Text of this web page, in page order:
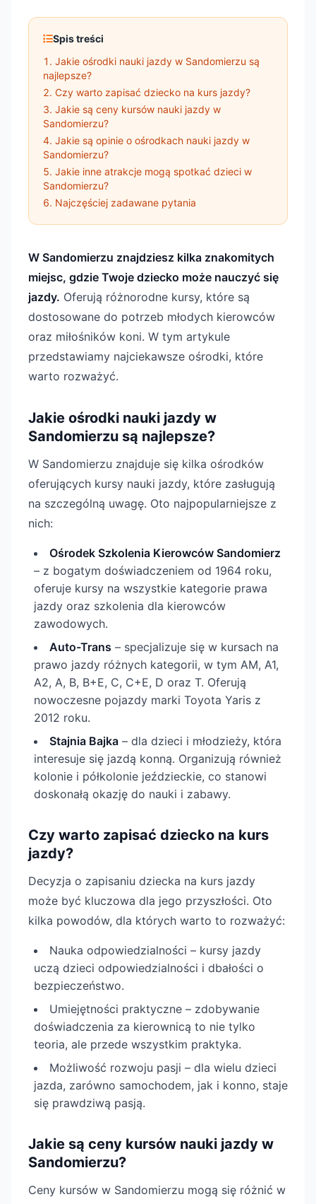
Spis treści
Jakie ośrodki nauki jazdy w Sandomierzu są
najlepsze?
Czy warto zapisać dziecko na kurs jazdy?
Jakie są ceny kursów nauki jazdy w
Sandomierzu?
Jakie są opinie o ośrodkach nauki jazdy w
Sandomierzu?
Jakie inne atrakcje mogą spotkać dzieci w
Sandomierzu?
Najczęściej zadawane pytania
W Sandomierzu znajdziesz kilka znakomitych
miejsc, gdzie Twoje dziecko może nauczyć się
jazdy. Oferują różnorodne kursy, które są
dostosowane do potrzeb młodych kierowców
oraz miłośników koni. W tym artykule
przedstawiamy najciekawsze ośrodki, które
warto rozważyć.
Jakie ośrodki nauki jazdy w
Sandomierzu są najlepsze?
W Sandomierzu znajduje się kilka ośrodków
oferujących kursy nauki jazdy, które zasługują
na szczególną uwagę. Oto najpopularniejsze z
nich:
Ośrodek Szkolenia Kierowców Sandomierz
– z bogatym doświadczeniem od 1964 roku,
oferuje kursy na wszystkie kategorie prawa
jazdy oraz szkolenia dla kierowców
zawodowych.
Auto-Trans – specjalizuje się w kursach na
prawo jazdy różnych kategorii, w tym AM, A1,
A2, A, B, B+E, C, C+E, D oraz T. Oferują
nowoczesne pojazdy marki Toyota Yaris z
2012 roku.
Stajnia Bajka – dla dzieci i młodzieży, która
interesuje się jazdą konną. Organizują również
kolonie i półkolonie jeździeckie, co stanowi
doskonałą okazję do nauki i zabawy.
Czy warto zapisać dziecko na kurs
jazdy?
Decyzja o zapisaniu dziecka na kurs jazdy
może być kluczowa dla jego przyszłości. Oto
kilka powodów, dla których warto to rozważyć:
Nauka odpowiedzialności – kursy jazdy
uczą dzieci odpowiedzialności i dbałości o
bezpieczeństwo.
Umiejętności praktyczne – zdobywanie
doświadczenia za kierownicą to nie tylko
teoria, ale przede wszystkim praktyka.
Możliwość rozwoju pasji – dla wielu dzieci
jazda, zarówno samochodem, jak i konno, staje
się prawdziwą pasją.
Jakie są ceny kursów nauki jazdy w
Sandomierzu?
Ceny kursów w Sandomierzu mogą się różnić w